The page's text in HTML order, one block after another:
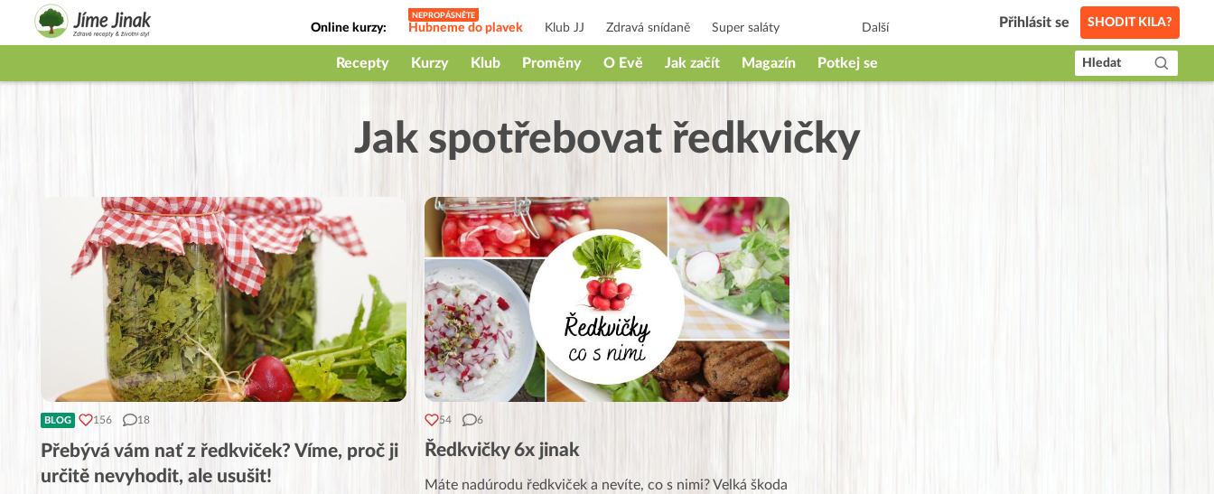
Online kurzy: Hubneme do plavek Klub JJ Zdravá snídaně Super saláty
Jak na babičky
Další Přihlásit se SHODIT KILA?
Recepty Kurzy Klub Proměny O Evě Jak začít Magazín Potkej se Hledat
Jak spotřebovat ředkvičky
BLOG 156 18
Přebývá vám nať z ředkviček? Víme, proč ji
určitě nevyhodit, ale usušit!
54 6
Ředkvičky 6x jinak
Máte nadúrodu ředkviček a nevíte, co s nimi? Velká škoda